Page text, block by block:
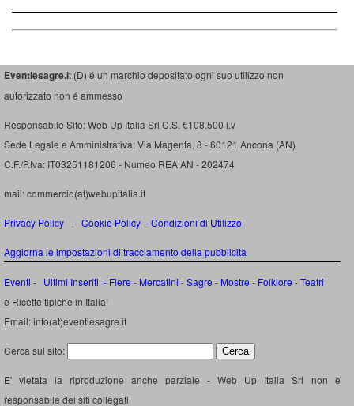
Eventiesagre.it (D) é un marchio depositato ogni suo utilizzo non
autorizzato non é ammesso
Responsabile Sito: Web Up Italia Srl C.S. €108.500 i.v
Sede Legale e Amministrativa: Via Magenta, 8 - 60121 Ancona (AN)
C.F./P.Iva: IT03251181206 - Numeo REA AN - 202474
mail: commercio(at)webupitalia.it
Privacy Policy - Cookie Policy -Condizioni di Utilizzo
Aggiorna le impostazioni di tracciamento della pubblicità
Eventi - Ultimi Inseriti - Fiere - Mercatini -Sagre - Mostre - Folklore -Teatri
e Ricette tipiche in Italia!
Email: info(at)eventiesagre.it
Cerca sul sito:
E' vietata la riproduzione anche parziale - Web Up Italia Srl non è
responsabile dei siti collegati